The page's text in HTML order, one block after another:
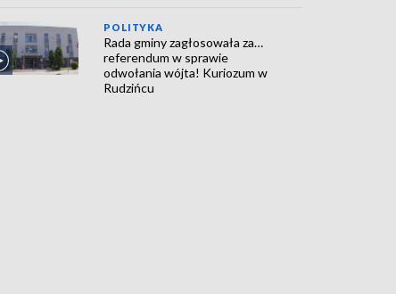
POLITYKA
Rada gminy zagłosowała za…
referendum w sprawie
odwołania wójta! Kuriozum w
Rudzińcu